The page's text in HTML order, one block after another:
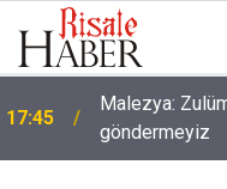
16:15 Dünyanın